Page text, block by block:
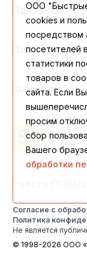
Продукты
Поддержка
Компания
Согласие с
Политика
Не является
© 1998-2026 ООО
ООО
cookies и
посредством
посетителей
статистики
товаров в
сайта. Если
просим
сбор
Вашего
обработки